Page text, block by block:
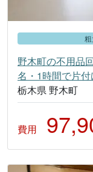
野木町の不用品
名・1時間で片付
栃木県 野木町
費用